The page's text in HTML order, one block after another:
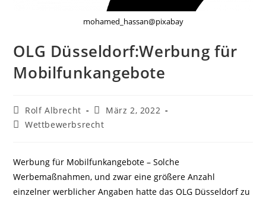
mohamed_hassan@pixabay
OLG Düsseldorf:Werbung für
Mobilfunkangebote
Beitrags-
Autor:
Rolf Albrecht
Beitrag
veröffentlicht:
März 2, 2022
Beitrags-
Wettbewerbsrecht
Werbung für Mobilfunkangebote – Solche
Werbemaßnahmen, und zwar eine größere Anzahl
einzelner werblicher Angaben hatte das OLG Düsseldorf zu